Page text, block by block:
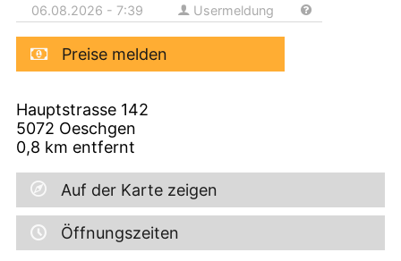
06.08.2026 - 7:39 Usermeldung
Preise melden
Hauptstrasse 142
5072 Oeschgen
0,8 km entfernt
Auf der Karte zeigen
Öffnungszeiten